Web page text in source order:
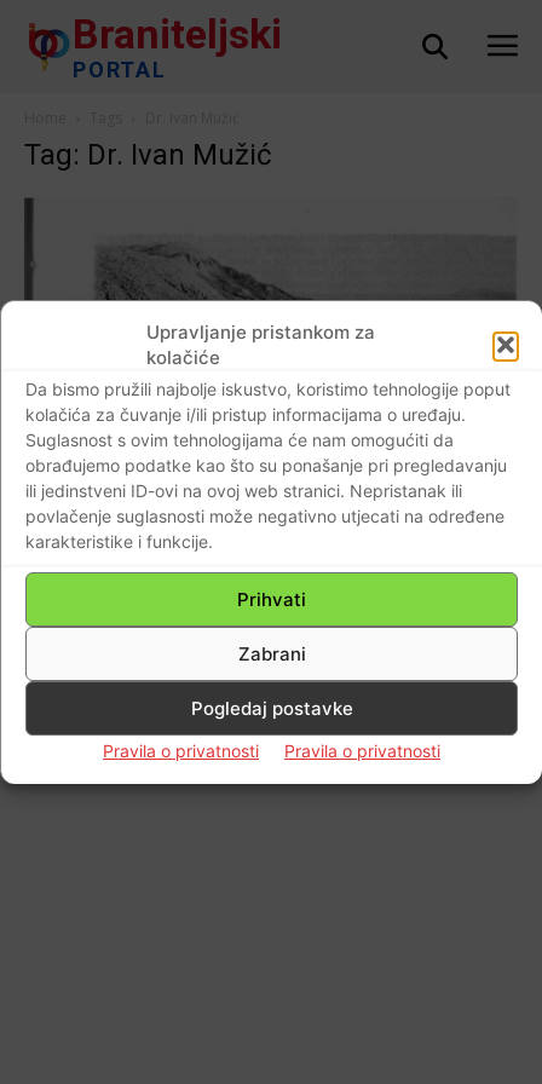
Upravljanje pristankom za
kolačiće
Da bismo pružili najbolje iskustvo, koristimo tehnologije poput
kolačića za čuvanje i/ili pristup informacijama o uređaju.
Suglasnost s ovim tehnologijama će nam omogućiti da
obrađujemo podatke kao što su ponašanje pri pregledavanju
ili jedinstveni ID-ovi na ovoj web stranici. Nepristanak ili
povlačenje suglasnosti može negativno utjecati na određene
karakteristike i funkcije.
Prihvati
Zabrani
Pogledaj postavke
Pravila o privatnosti Pravila o privatnosti
Braniteljski
PORTAL
Tag: Dr. Ivan Mužić
AKTUALNO
DRŽAVOTVORNOST DINARSKIH HRVATA
Braniteljski portal - 03.12.2021 0
Kontaktirajte nas
© Newspaper WordPress Theme by TagDiv